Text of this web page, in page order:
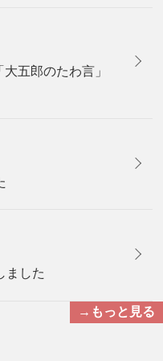
五郎のたわ言」
ました
→もっと見る